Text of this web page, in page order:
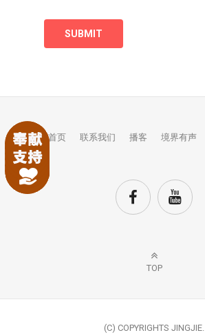
首页 联系我们 播客 境界有声
TOP
(C) COPYRIGHTS JINGJIE.